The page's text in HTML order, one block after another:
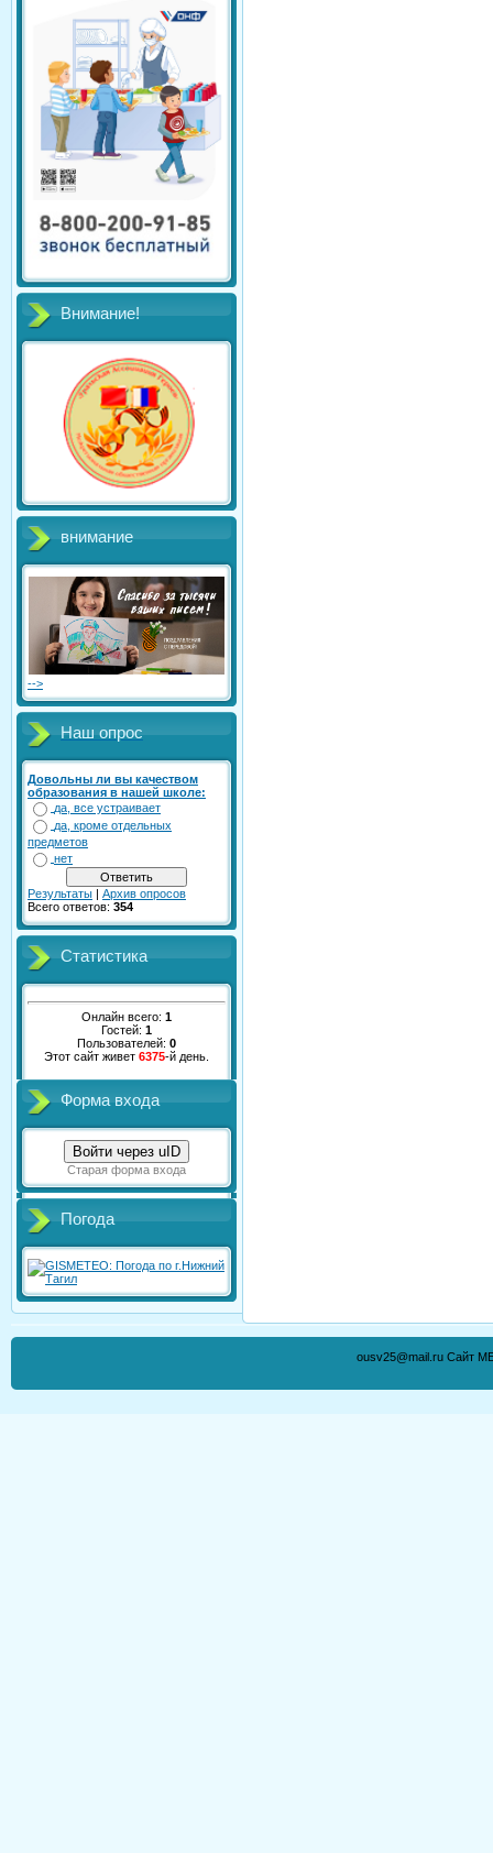
Внимание!
внимание
-->
Наш опрос
Довольны ли вы качеством
образования в нашей школе:
да, все устраивает
да, кроме отдельных
предметов
нет
Результаты | Архив опросов
Всего ответов: 354
Статистика
Онлайн всего: 1
Гостей: 1
Пользователей: 0
Этот сайт живет 6375-й день.
Форма входа
Войти через uID
Старая форма входа
Погода
ousv25@mail.ru Сайт